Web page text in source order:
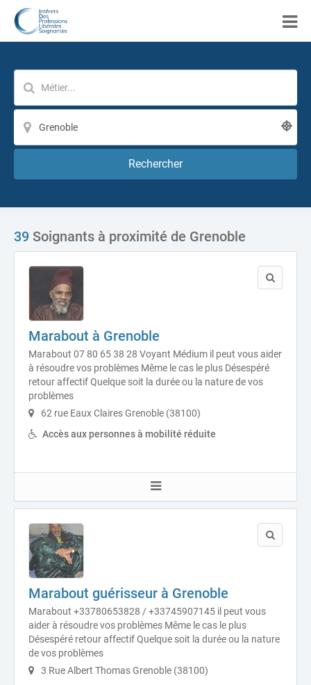
Rechercher
39 Soignants à proximité de Grenoble
Marabout à Grenoble
Marabout 07 80 65 38 28 Voyant Médium il peut vous aider
à résoudre vos problèmes Même le cas le plus Désespéré
retour affectif Quelque soit la durée ou la nature de vos
problèmes
62 rue Eaux Claires Grenoble (38100)
Accès aux personnes à mobilité réduite
Marabout guérisseur à Grenoble
Marabout +33780653828 / +33745907145 il peut vous
aider à résoudre vos problèmes Même le cas le plus
Désespéré retour affectif Quelque soit la durée ou la nature
de vos problèmes
3 Rue Albert Thomas Grenoble (38100)